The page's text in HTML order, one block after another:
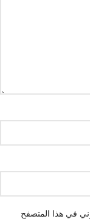
في هذا المتصفح